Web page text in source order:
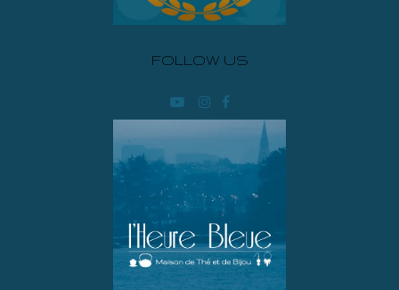
FOLLOW US